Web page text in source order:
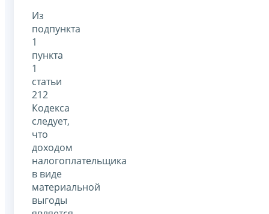
Из
подпункта
1
пункта
1
статьи
212
Кодекса
следует,
что
доходом
налогоплательщика
в виде
материальной
выгоды